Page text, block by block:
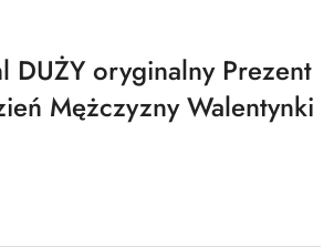
DUŻY oryginalny Prezent
Mężczyzny Walentynki